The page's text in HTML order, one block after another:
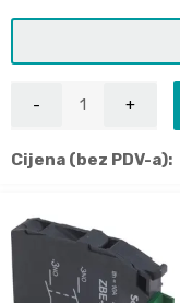
Cijena (bez PDV-a):